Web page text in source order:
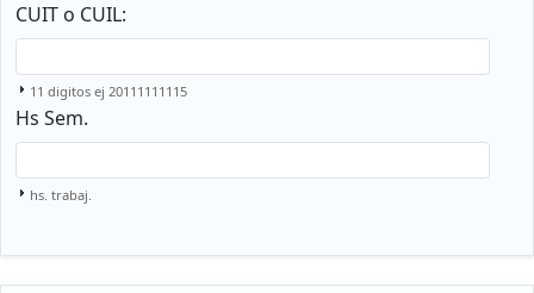
CUIT o CUIL:
11 digitos ej 20111111115
Hs Sem.
hs. trabaj.